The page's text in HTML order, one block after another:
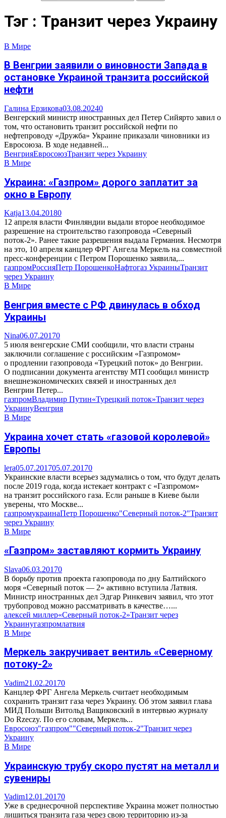
Тэг : Транзит через Украину
В Мире
В Венгрии заявили о виновности Запада в
остановке Украиной транзита российской
нефти
Галина Ерзикова03.08.20240
Венгерский министр иностранных дел Петер Сийярто завил о
том, что остановить транзит российской нефти по
нефтепроводу «Дружба» Украине приказали чиновники из
Евросоюза. В ходе недавней...
ВенгрияЕвросоюзТранзит через Украину
В Мире
Украина: «Газпром» дорого заплатит за
окно в Европу
Katja13.04.20180
12 апреля власти Финляндии выдали второе необходимое
разрешение на строительство газопровода «Северный
поток-2». Ранее такие разрешения выдала Германия. Несмотря
на это, 10 апреля канцлер ФРГ Ангела Меркель на совместной
пресс-конференции с Петром Порошенко заявила,...
газпромРоссияПетр ПорошенкоНафтогаз УкраиныТранзит
через Украину
В Мире
Венгрия вместе с РФ двинулась в обход
Украины
Nina06.07.20170
5 июля венгерские СМИ сообщили, что власти страны
заключили соглашение с российским «Газпромом»
о продлении газопровода «Турецкий поток» до Венгрии.
О подписании документа агентству MTI сообщил министр
внешнеэкономических связей и иностранных дел
Венгрии Петер...
газпромВладимир Путин«Турецкий поток»Транзит через
УкраинуВенгрия
В Мире
Украина хочет стать «газовой королевой»
Европы
lera05.07.201705.07.20170
Украинские власти всерьез задумались о том, что будут делать
после 2019 года, когда истекает контракт с «Газпромом»
на транзит российского газа. Если раньше в Киеве были
уверены, что Москве...
газпромукраинаПетр Порошенко"Северный поток-2"Транзит
через Украину
В Мире
«Газпром» заставляют кормить Украину
Slava06.03.20170
В борьбу против проекта газопровода по дну Балтийского
моря «Северный поток — 2» активно вступила Латвия.
Министр иностранных дел Эдгар Ринкевич заявил, что этот
трубопровод можно рассматривать в качестве…...
алексей миллер«Северный поток-2»Транзит через
Украинугазпромлатвия
В Мире
Меркель закручивает вентиль «Северному
потоку-2»
Vadim21.02.20170
Канцлер ФРГ Ангела Меркель считает необходимым
сохранить транзит газа через Украину. Об этом заявил глава
МИД Польши Витольд Ващиковский в интервью журналу
Do Rzeczy. По его словам, Меркель...
Евросоюз"газпром""Северный поток-2"Транзит через
Украину
В Мире
Украинскую трубу скоро пустят на металл и
сувениры
Vadim12.01.20170
Уже в среднесрочной перспективе Украина может полностью
лишиться транзита газа через свою территорию из-за